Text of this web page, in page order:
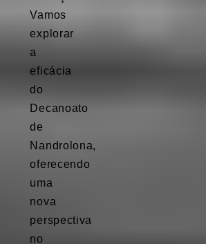
Vamos
explorar
a
eficácia
do
Decanoato
de
Nandrolona,
oferecendo
uma
nova
perspectiva
no